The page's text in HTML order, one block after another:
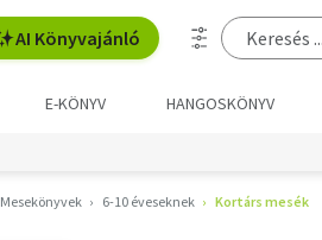
AI Könyvajánló
E-KÖNYV HANGOSKÖNYV
Mesekönyvek 6-10 éveseknek Kortárs mesék